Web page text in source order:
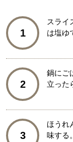
1
スライ
は塩ゆ
2
鍋にご
立った
3
ほうれ
味する。